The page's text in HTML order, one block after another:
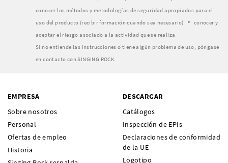
conocer los métodos y metodologías de seguridad apropiados para el
uso del producto (recibir formación cuando sea necesario)
conocer y
aceptar el riesgo asociado a la actividad que se realiza
Si no entiende las instrucciones o tiene algún problema de uso, póngase
en contacto con SINGING ROCK.
EMPRESA
Sobre nosotros
Personal
Ofertas de empleo
Historia
DESCARGAR
Catálogos
Inspección de EPIs
Declaraciones de conformidad
de la UE
Logotipo